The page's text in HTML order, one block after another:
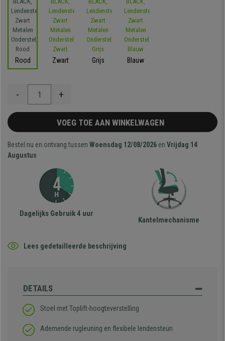
Rood Zwart Grijs Blauw
- +
VOEG TOE AAN WINKELWAGEN
Bestel nu en ontvang tussen Woensdag 12/08/2026 en Vrijdag 14
Augustus
Dagelijks Gebruik 4 uur
Kantelmechanisme
Lees gedetailleerde beschrijving
DETAILS
Stoel met Toplift-hoogteverstelling
Ademende rugleuning en flexibele lendensteun